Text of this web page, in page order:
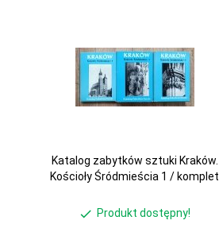
Katalog zabytków sztuki Kraków.
Kościoły Śródmieścia 1 / komplet
Produkt dostępny!